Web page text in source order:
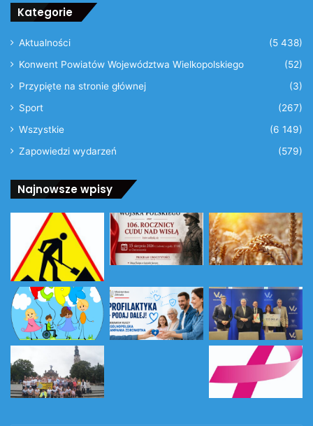
Kategorie
Aktualności
(5 438)
Konwent Powiatów Województwa Wielkopolskiego
(52)
Przypięte na stronie głównej
(3)
Sport
(267)
Wszystkie
(6 149)
Zapowiedzi wydarzeń
(579)
Najnowsze wpisy